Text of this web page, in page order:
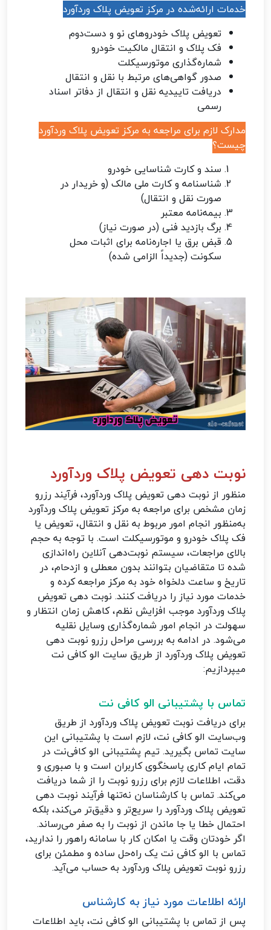
خدمات ارائه‌شده در مرکز تعویض پلاک وردآورد
تعویض پلاک خودروهای نو و دست‌دوم
فک پلاک و انتقال مالکیت خودرو
شماره‌گذاری موتورسیکلت
صدور گواهی‌های مرتبط با نقل و انتقال
دریافت تاییدیه نقل‌ و انتقال از دفاتر اسناد
رسمی
مدارک لازم برای مراجعه به مرکز تعویض پلاک وردآورد
چیست؟
سند و کارت شناسایی خودرو
شناسنامه و کارت ملی مالک (و خریدار در
صورت نقل‌ و انتقال)
بیمه‌نامه معتبر
برگ بازدید فنی (در صورت نیاز)
قبض برق یا اجاره‌نامه برای اثبات محل
سکونت (جدیداً الزامی شده)
نوبت دهی تعویض پلاک وردآورد
منظور از نوبت‌ دهی تعویض پلاک وردآورد، فرآیند رزرو
زمان مشخص برای مراجعه به مرکز تعویض پلاک وردآورد
به‌منظور انجام امور مربوط به نقل و انتقال، تعویض یا
فک پلاک خودرو و موتورسیکلت است. با توجه به حجم
بالای مراجعات، سیستم نوبت‌دهی آنلاین راه‌اندازی
شده تا متقاضیان بتوانند بدون معطلی و ازدحام، در
تاریخ و ساعت دلخواه خود به مرکز مراجعه کرده و
خدمات مورد نیاز را دریافت کنند. نوبت‌ دهی تعویض
پلاک وردآورد موجب افزایش نظم، کاهش زمان انتظار و
سهولت در انجام امور شماره‌گذاری وسایل نقلیه
می‌شود. در ادامه به بررسی مراحل رزرو نوبت دهی
تعویض پلاک وردآورد از طریق سایت الو کافی نت
میپردازیم:
تماس با پشتیبانی الو کافی‌ نت
برای دریافت نوبت تعویض پلاک وردآورد از طریق
وب‌سایت الو کافی نت، لازم است با پشتیبانی این
سایت تماس بگیرید. تیم پشتیبانی الو کافی‌نت در
تمام ایام کاری پاسخگوی کاربران است و با صبوری و
دقت، اطلاعات لازم برای رزرو نوبت را از شما دریافت
می‌کند. تماس با کارشناسان نه‌تنها فرآیند نوبت دهی
تعویض پلاک وردآورد را سریع‌تر و دقیق‌تر می‌کند، بلکه
احتمال خطا یا جا ماندن از نوبت را به صفر می‌رساند.
اگر خودتان وقت یا امکان کار با سامانه راهور را ندارید،
تماس با الو کافی نت یک راه‌حل ساده و مطمئن برای
رزرو نوبت تعویض پلاک وردآورد به حساب می‌آید.
ارائه اطلاعات مورد نیاز به کارشناس
پس از تماس با پشتیبانی الو کافی نت، باید اطلاعات